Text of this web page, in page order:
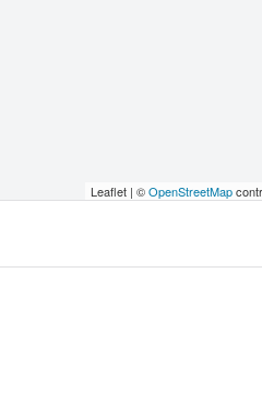
Leaflet | ©OpenStreetMap